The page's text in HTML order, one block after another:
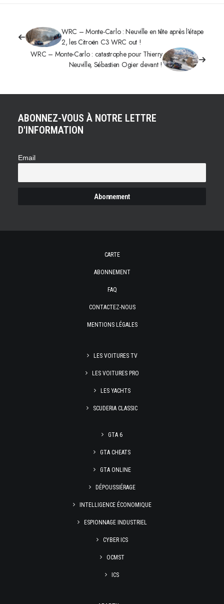
WRC – Monte-Carlo : Neuville en tête après l’étape
2, les Citroën C3 WRC out !
WRC – Monte-Carlo : catastrophe pour Thierry
Neuville, Sébastien Ogier devant !
ABONNEZ-VOUS À NOTRE LETTRE
D'INFORMATION
Email
CARTE
ABONNEMENT
FAQ
CONTACTEZ-NOUS
MENTIONS LÉGALES
LES VOITURES TV
LES VOITURES PRO
LES YACHTS
SCUDERIA CLASSIC
GTA 6
GTA CHEATS
GTA ONLINE
DÉPOUSSIÉRAGE
INTELLIGENCE ÉCONOMIQUE
ESPIONNAGE INDUSTRIEL
CYBER ICS
OCMST
ICS